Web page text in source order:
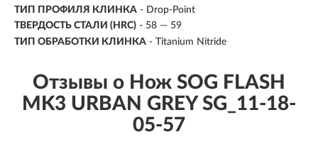
ТИП ПРОФИЛЯ КЛИНКА - Drop-Point
ТВЕРДОСТЬ СТАЛИ (HRC) - 58 — 59
ТИП ОБРАБОТКИ КЛИНКА - Titanium Nitride
Отзывы о Нож SOG FLASH
MK3 URBAN GREY SG_11-18-
05-57